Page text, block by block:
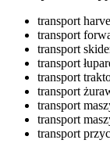
transport
transport
transport
transport
transport
transport
transport
transport
transport